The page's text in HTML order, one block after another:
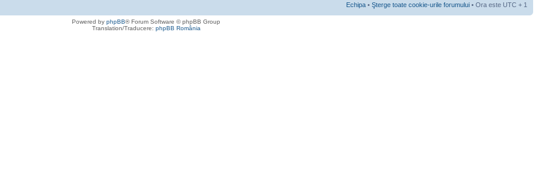
Echipa • Şterge toate cookie-urile forumului • Ora este UTC + 1
Powered by phpBB® Forum Software © phpBB Group
Translation/Traducere: phpBB România